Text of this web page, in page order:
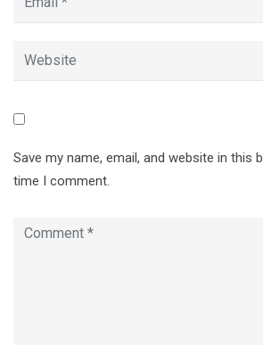
Save my name, email, and website in this
time I comment.